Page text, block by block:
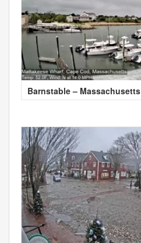
Barnstable – Massachusetts